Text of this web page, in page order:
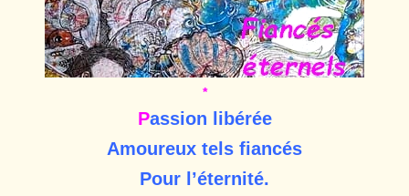
*
Passion libérée
Amoureux tels fiancés
Pour l’éternité.